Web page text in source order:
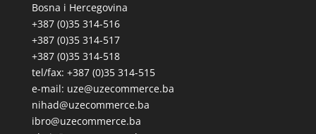
Bosna i Hercegovina
+387 (0)35 314-516
+387 (0)35 314-517
+387 (0)35 314-518
tel/fax: +387 (0)35 314-515
e-mail: uze@uzecommerce.ba
nihad@uzecommerce.ba
ibro@uzecommerce.ba